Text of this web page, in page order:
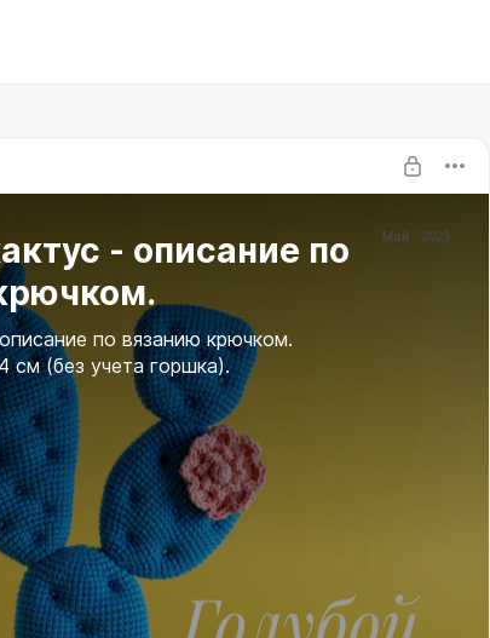
- описание по
по вязанию крючком.
см (без учета горшка).